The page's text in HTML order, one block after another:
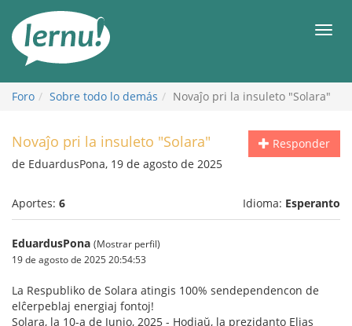
Foro Sobre todo lo demás Novaĵo pri la insuleto "Solara"
Responder
Novaĵo pri la insuleto "Solara"
de EduardusPona, 19 de agosto de 2025
Aportes: 6 Idioma: Esperanto
EduardusPona (Mostrar perfil)
19 de agosto de 2025 20:54:53
La Respubliko de Solara atingis 100% sendependencon de
elĉerpeblaj energiaj fontoj!
Solara, la 10-a de Junio, 2025 - Hodiaŭ, la prezidanto Elias